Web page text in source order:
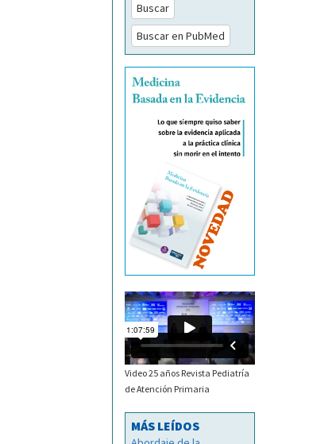
Buscar
Buscar en PubMed
Video 25 años Revista Pediatría
de Atención Primaria
MÁS LEÍDOS